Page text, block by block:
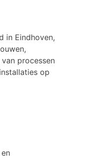
in Eindhoven,
processen
op